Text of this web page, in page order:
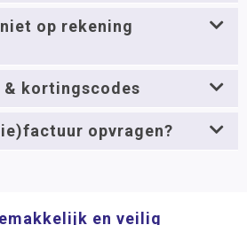
op rekening
& kortingscodes
opvragen?
en veilig